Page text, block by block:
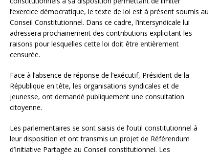
l’exercice démocratique, le texte de loi est à présent soumis au
Conseil Constitutionnel. Dans ce cadre, l’intersyndicale lui
adressera prochainement des contributions explicitant les
raisons pour lesquelles cette loi doit être entièrement
censurée.
Face à l’absence de réponse de l’exécutif, Président de la
République en tête, les organisations syndicales et de
jeunesse, ont demandé publiquement une consultation
citoyenne.
Les parlementaires se sont saisis de l’outil constitutionnel à
leur disposition et ont transmis un projet de Référendum
d’Initiative Partagée au Conseil constitutionnel. Les